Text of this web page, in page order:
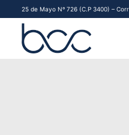
25 de Mayo Nº 726 (C.P 3400) –